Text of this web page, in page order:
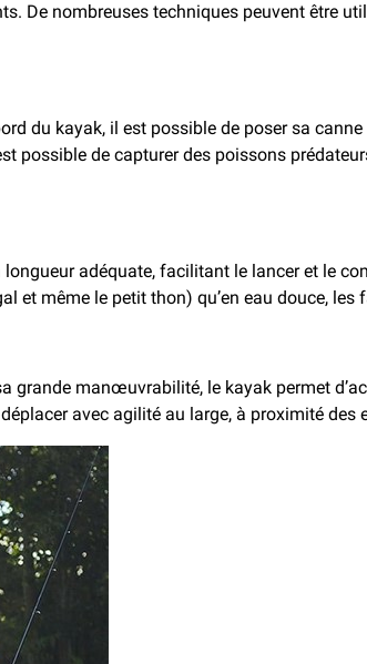
De nombreuses techniques peuvent être
du kayak, il est possible de poser sa
possible de capturer des poissons
adéquate, facilitant le lancer et le
et même le petit thon) qu’en eau douce,
grande manœuvrabilité, le kayak permet
avec agilité au large, à proximité